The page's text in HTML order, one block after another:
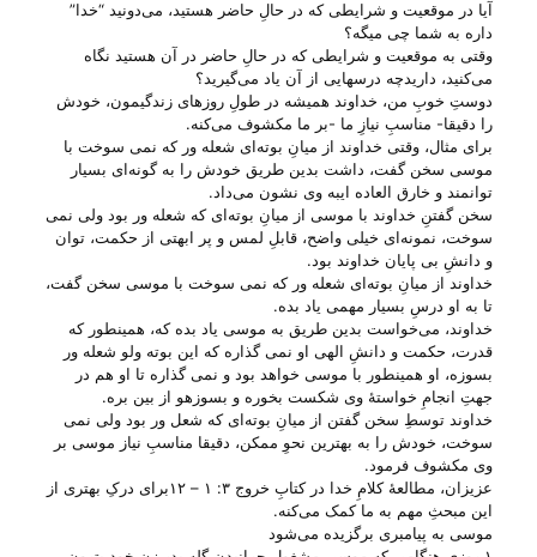
آیا در موقعیت و شرایطی که در حالِ حاضر هستید، می‌‌دونید “خدا”
داره به شما چی‌ میگه؟
وقتی به موقعیت و شرایطی که در حالِ حاضر در آن هستید نگاه
می‌‌کنید، داریدچه درسهایی از آن یاد می‌‌گیرید؟
دوستِ خوبِ من، خداوند همیشه در طولِ روز‌های زندگیمون، خودش
را دقیقا- مناسبِ نیازِ ما -بر ما مکشوف می‌‌کنه.
برای مثال، وقتی خداوند از میانِ بوته‌ای شعله ور که نمی سوخت با
موسی سخن گفت، داشت بدین طریق خودش را به گونه‌ای بسیار
توانمند و خارق العاده ایبه وی نشون می‌‌داد.
سخن گفتنِ خداوند با موسی از میانِ بوته‌ای که شعله ور بود ولی‌ نمی
سوخت، نمونه‌ای خیلی واضح، قابلِ لمس و پر ابهتی از حکمت، توان
و دانشِ بی‌ پایان خداوند بود.
خداوند از میانِ بوته‌ای شعله ور که نمی سوخت با موسی سخن گفت،
تا به او درسِ بسیار مهمی یاد بده.
خداوند، می‌‌خواست بدین طریق به موسی یاد بده که، همینطور که
قدرت، حکمت و دانشِ الهی او نمی گذاره که این بوته ولو شعله ور
بسوزه، او همینطور با موسی خواهد بود و نمی گذاره تا او هم در
جهتِ انجامِ خواستهٔ وی شکست بخوره و بسوزهو از بین بره.
خداوند توسطِ سخن گفتن از میانِ بوته‌ای که شعل ور بود ولی‌ نمی
سوخت، خودش را به بهترین نحوِ ممکن، دقیقا مناسبِ نیاز موسی بر
وی مکشوف فرمود.
عزیزان، مطالعهٔ کلامِ خدا در کتابِ خروج ۳: ۱ – ۱۲برای درکِ بهتری از
این مبحثِ مهم به ما کمک می‌‌کنه.
موسی به پیامبری برگزیده می‌شود